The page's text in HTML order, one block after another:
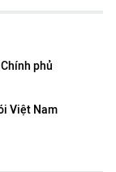
phủ
Việt Nam